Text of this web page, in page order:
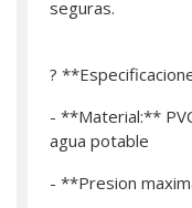
seguras.
?
- **Material:**
agua potable
- **Presion